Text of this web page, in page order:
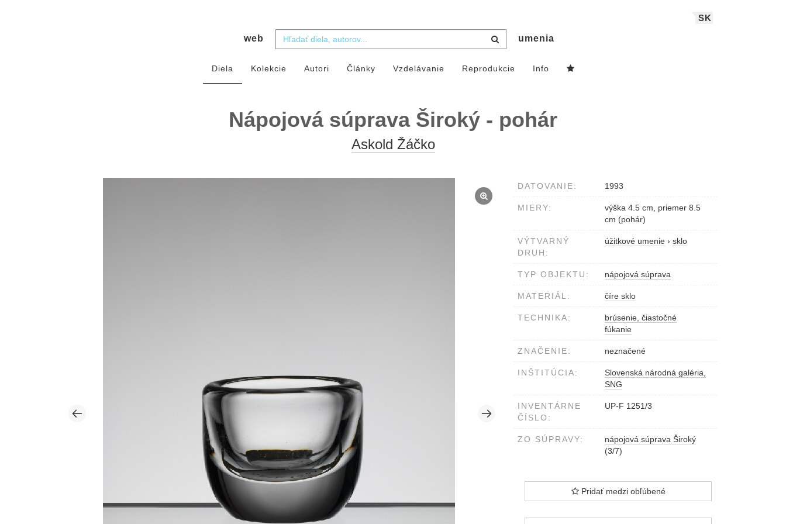
SK
web umenia
Diela Kolekcie Autori Články Vzdelávanie Reprodukcie Info
Nápojová súprava Široký - pohár
Askold Žáčko
DATOVANIE: 1993
MIERY:
výška 4.5 cm, priemer 8.5
cm (pohár)
VÝTVARNÝ
DRUH:
úžitkové umenie › sklo
TYP OBJEKTU: nápojová súprava
MATERIÁL: číre sklo
TECHNIKA:
brúsenie, čiastočné
fúkanie
ZNAČENIE: neznačené
INŠTITÚCIA:
Slovenská národná galéria,
SNG
INVENTÁRNE
ČÍSLO:
UP-F 1251/3
ZO SÚPRAVY:
nápojová súprava Široký
(3/7)
Pridať medzi obľúbené